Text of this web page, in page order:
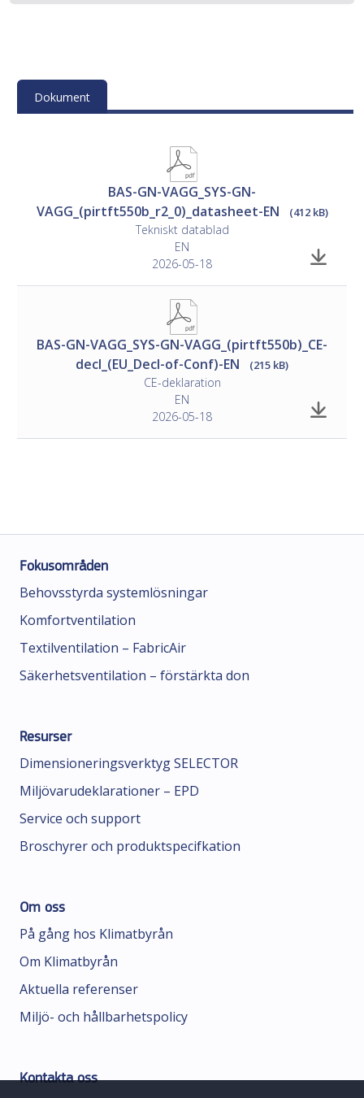
ControlAir BAS Design Guide
Dokument
BAS-GN-VAGG_SYS-GN-
VAGG_(pirtft550b_r2_0)_datasheet-EN
(412 kB)
Tekniskt datablad
EN
2026-05-18
BAS-GN-VAGG_SYS-GN-VAGG_(pirtft550b)_CE-
decl_(EU_Decl-of-Conf)-EN
(215 kB)
CE-deklaration
EN
2026-05-18
Fokusområden
Behovsstyrda systemlösningar
Komfortventilation
Textilventilation – FabricAir
Säkerhetsventilation – förstärkta don
Resurser
Dimensioneringsverktyg SELECTOR
Miljövarudeklarationer – EPD
Service och support
Broschyrer och produktspecifkation
Om oss
På gång hos Klimatbyrån
Om Klimatbyrån
Aktuella referenser
Miljö- och hållbarhetspolicy
Kontakta oss